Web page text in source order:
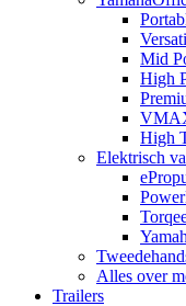
Mid
High
High
Elektrisch
Alles over
Trailers